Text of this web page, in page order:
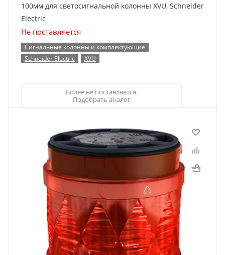
100мм для светосигнальной колонны XVU, Schneider
Electric
Не поставляется
Сигнальные колонны и комплектующие
Schneider Electric
XVU
Более не поставляется.
Подобрать аналог